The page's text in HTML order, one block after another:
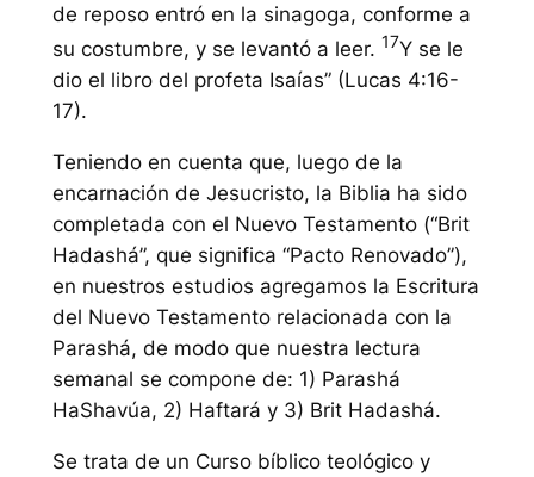
de reposo entró en la sinagoga, conforme a
su costumbre, y se levantó a leer. 17Y se le
dio el libro del profeta Isaías”(Lucas 4:16-
17).
Teniendo en cuenta que, luego de la
encarnación de Jesucristo, la Biblia ha sido
completada con el Nuevo Testamento (“Brit
Hadashá”, que significa “Pacto Renovado”),
en nuestros estudios agregamos la Escritura
del Nuevo Testamento relacionada con la
Parashá, de modo que nuestra lectura
semanal se compone de: 1) Parashá
HaShavúa, 2) Haftará y 3) Brit Hadashá.
Se trata de un Curso bíblico teológico y